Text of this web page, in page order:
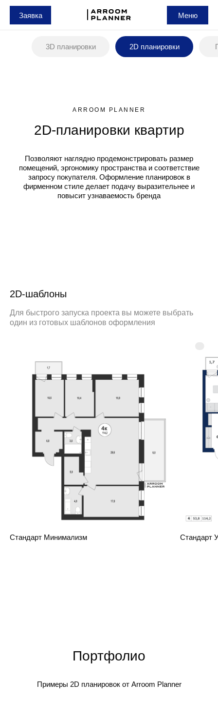
Заявка Меню
2D планировки
3D планировки
ARROOM PLANNER
2D-планировки квартир
Позволяют наглядно продемонстрировать размер
помещений, эргономику пространства и соответствие
запросу покупателя. Оформление планировок в
фирменном стиле делает подачу выразительнее и
повысит узнаваемость бренда
2D-шаблоны
Для быстрого запуска проекта вы можете выбрать
один из готовых шаблонов оформления
Стандарт Минимализм Стандарт
Портфолио
Примеры 2D планировок от Arroom Planner